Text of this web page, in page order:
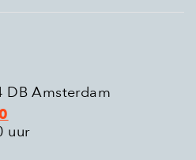
DB Amsterdam
uur